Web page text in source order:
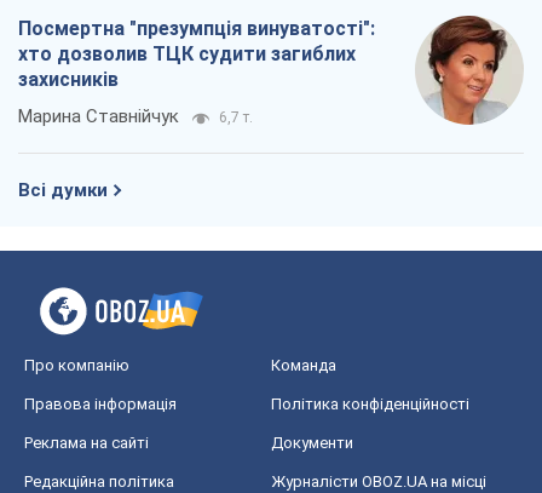
Посмертна "презумпція винуватості":
хто дозволив ТЦК судити загиблих
захисників
Марина Ставнійчук 6,7 т.
Всі думки
Про компанію Команда
Правова інформація Політика конфіденційності
Реклама на сайті Документи
Редакційна політика
Журналісти OBOZ.UA на місці